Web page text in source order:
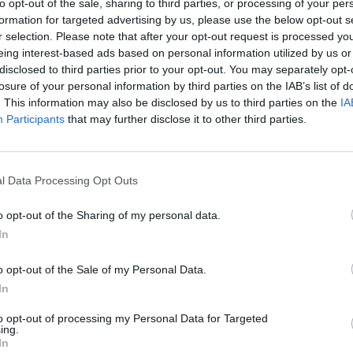
opt-out of the sale, sharing to third parties, or processing of your
for targeted advertising by us, please use the below opt-out
selection. Please note that after your opt-out request is processed
interest-based ads based on personal information utilized by us
to third parties prior to your opt-out. You may separately
of your personal information by third parties on the IAB’s list of
This information may also be disclosed by us to third parties on the
Participants that may further disclose it to other third parties.
Data Processing Opt Outs
opt-out of the Sharing of my personal data.
opt-out of the Sale of my Personal Data.
opt-out of processing my Personal Data for Targeted
Μάνης που αποτελούνταν από την κυρία
Παπαδάκη, Καραμούζη Ναυσικά,
Αλίκη, Τσατσούλη Μηλιά,
Νικολέτα και Γούδη Σταματίνα.
του κυρίου, μαζί με τον
Τζανουδάκη, οι ιερείς: πατήρ Κουτράκος
Ο πλούσιος μπουφές με τα
των κυριών - μελών και φίλων - του
Κανέλλα, Κουτράκου Πασχαλιά,
Κωνσταντινάκου Φωτεινή, Λαμπρινάκου
Ζευγολατάκου Γεωργία. Η κάβα
στο χώρο του εστιατορίου του
Γκλεζάκος Ιωάννης. Ένστολοι μανιάτες
με τη δυναμική τους παρουσία τη
Μαυροειδόγγονας, Ηλίας Κατσιβέλης,